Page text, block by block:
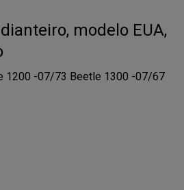
modelo EUA,
1200 -07/73 Beetle 1300 -07/67